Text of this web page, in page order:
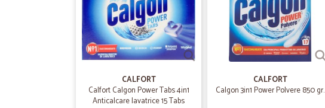
CALFORT
Calfort Calgon Power Tabs 4in1
Anticalcare lavatrice 15 Tabs
CALFORT
Calgon 3in1 Power Polvere 850 gr.